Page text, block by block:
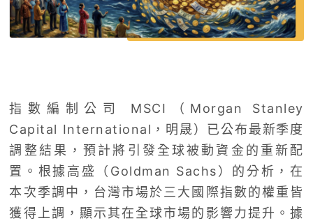
指數編制公司 MSCI（Morgan Stanley
Capital International，明晟）已公布最新季度
調整結果，預計將引發全球被動資金的重新配
置。根據高盛（Goldman Sachs）的分析，在
本次季調中，台灣市場於三大國際指數的權重皆
獲得上調，顯示其在全球市場的影響力提升。據